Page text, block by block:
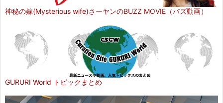
神秘の嫁(Mysterious wife)さーヤンのBUZZ MOVIE（バズ動画）
GURURI World トピックまとめ